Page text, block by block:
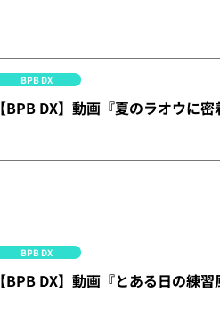
BPB DX
【BPB DX】動画『夏のラオウに
BPB DX
【BPB DX】動画『とある日の練